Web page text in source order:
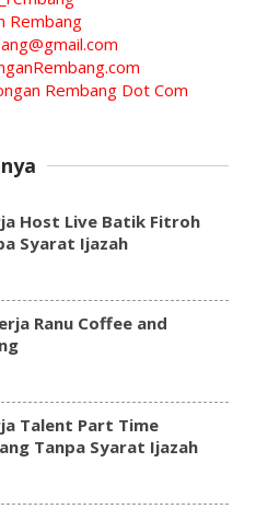
Rembang
Rembang Dot Com
Host Live Batik Fitroh
Syarat Ijazah
Ranu Coffee and
Talent Part Time
Tanpa Syarat Ijazah